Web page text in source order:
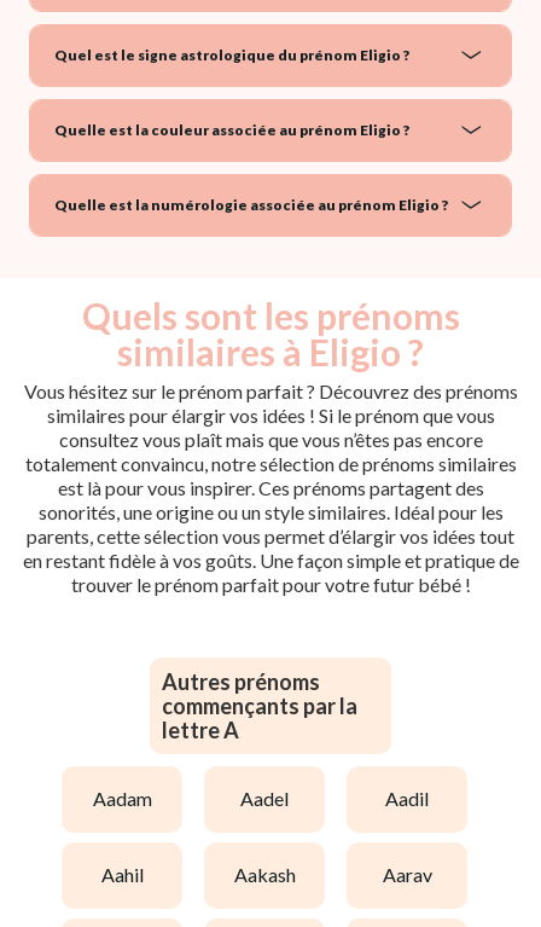
Quel est le signe astrologique du prénom Eligio ?
Quelle est la couleur associée au prénom Eligio ?
Quelle est la numérologie associée au prénom Eligio ?
Quels sont les prénoms
similaires à Eligio ?
Vous hésitez sur le prénom parfait ? Découvrez des prénoms
similaires pour élargir vos idées ! Si le prénom que vous
consultez vous plaît mais que vous n’êtes pas encore
totalement convaincu, notre sélection de prénoms similaires
est là pour vous inspirer. Ces prénoms partagent des
sonorités, une origine ou un style similaires. Idéal pour les
parents, cette sélection vous permet d’élargir vos idées tout
en restant fidèle à vos goûts. Une façon simple et pratique de
trouver le prénom parfait pour votre futur bébé !
Autres prénoms
commençants par la
lettre A
aadam aadel aadil
aahil aakash aarav